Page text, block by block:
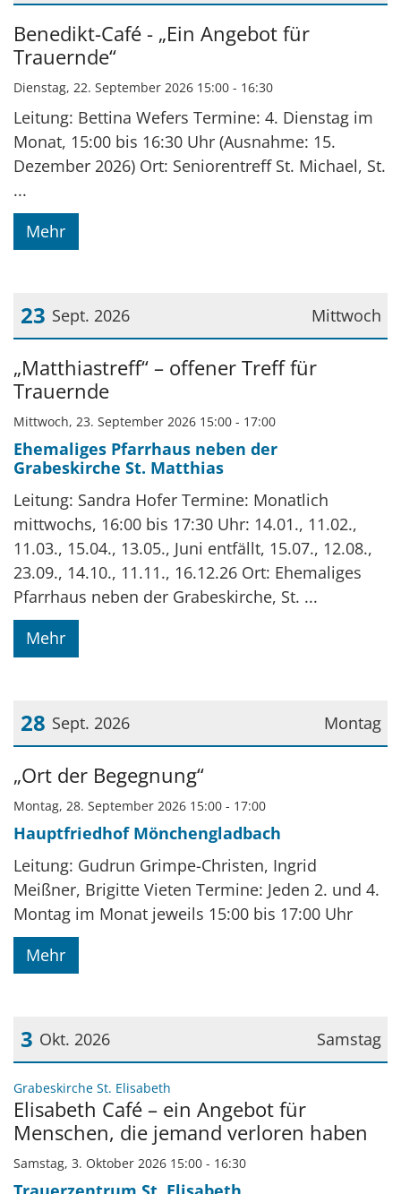
Datum: 22. September 2026
Benedikt-Café - „Ein Angebot für
Trauernde“
Dienstag, 22. September 2026 15:00 - 16:30
Leitung: Bettina Wefers Termine: 4. Dienstag im
Monat, 15:00 bis 16:30 Uhr (Ausnahme: 15.
Dezember 2026) Ort: Seniorentreff St. Michael, St.
...
Mehr
Mittwoch
23 Sept. 2026
Datum: 23. September 2026
„Matthiastreff“ – offener Treff für
Trauernde
Mittwoch, 23. September 2026 15:00 - 17:00
Ehemaliges Pfarrhaus neben der
Grabeskirche St. Matthias
Leitung: Sandra Hofer Termine: Monatlich
mittwochs, 16:00 bis 17:30 Uhr: 14.01., 11.02.,
11.03., 15.04., 13.05., Juni entfällt, 15.07., 12.08.,
23.09., 14.10., 11.11., 16.12.26 Ort: Ehemaliges
Pfarrhaus neben der Grabeskirche, St. ...
Mehr
Montag
28 Sept. 2026
Datum: 28. September 2026
„Ort der Begegnung“
Montag, 28. September 2026 15:00 - 17:00
Hauptfriedhof Mönchengladbach
Leitung: Gudrun Grimpe-Christen, Ingrid
Meißner, Brigitte Vieten Termine: Jeden 2. und 4.
Montag im Monat jeweils 15:00 bis 17:00 Uhr
Mehr
Samstag
3 Okt. 2026
Datum: 3. Oktober 2026
Grabeskirche St. Elisabeth
Elisabeth Café – ein Angebot für
Menschen, die jemand verloren haben
Samstag, 3. Oktober 2026 15:00 - 16:30